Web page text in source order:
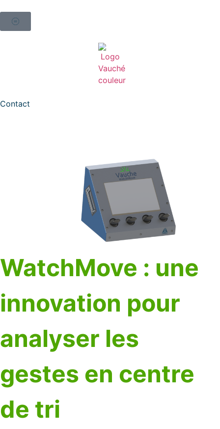
Contact
WatchMove : une
innovation pour
analyser les
gestes en centre
de tri